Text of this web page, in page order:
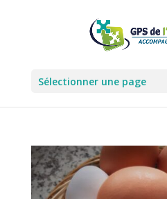
Sélectionner une page